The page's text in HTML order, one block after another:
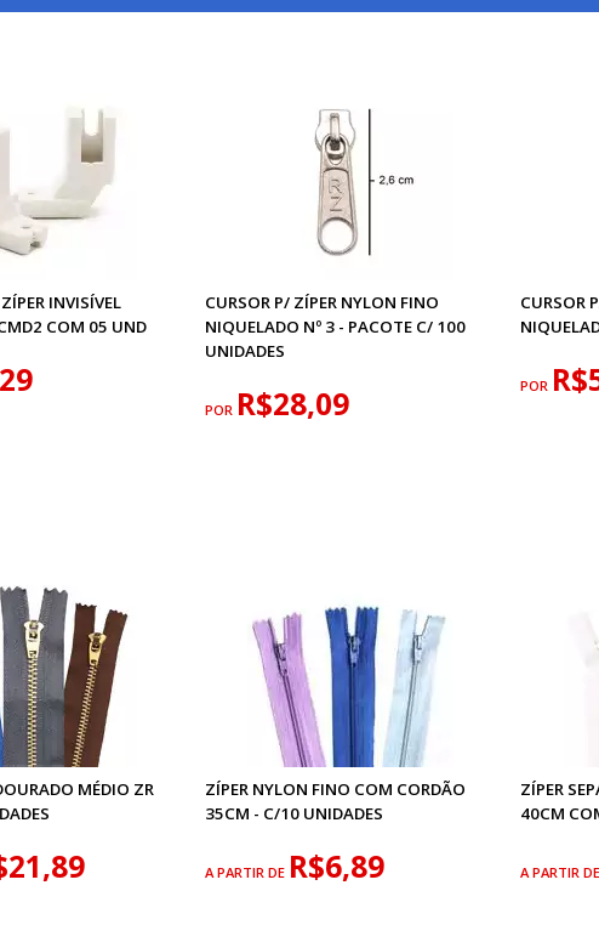
INVISÍVEL
COM 05 UND
CURSOR P/ ZÍPER NYLON FINO
NIQUELADO Nº 3 - PACOTE C/ 100
UNIDADES
POR R$28,09
CURSOR
POR
MÉDIO ZR
ZÍPER NYLON FINO COM CORDÃO
35CM - C/10 UNIDADES
A PARTIR DE R$6,89
ZÍPER
40CM
A PARTIR DE